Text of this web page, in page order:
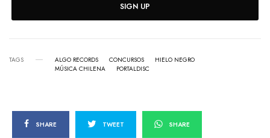
SIGN UP
TAGS ALGO RECORDS CONCURSOS
HIELO NEGRO
MÚSICA CHILENA
PORTALDISC
SHARE TWEET SHARE